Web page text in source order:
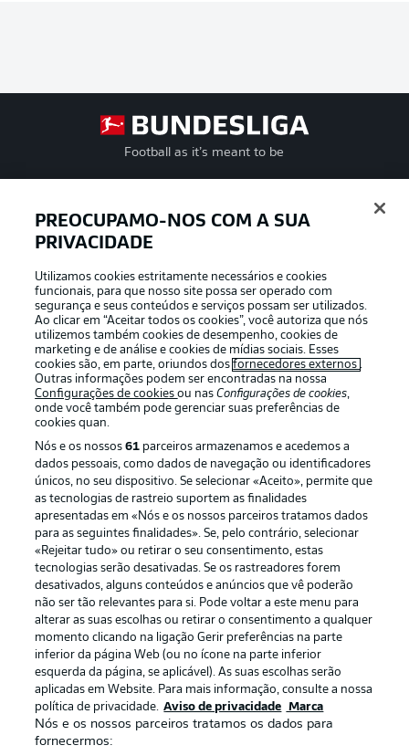
Football as it’s meant to be
APLICATIVO DA BUNDESLIGA
Oferecido por
Publicidade Avisos legais
Gerir preferências Aviso de privacidade
Trabalhe conosco
Marca Contato
Jogadores
PREOCUPAMO-NOS COM A SUA
PRIVACIDADE
Utilizamos cookies estritamente necessários e cookies
funcionais, para que nosso site possa ser operado com
segurança e seus conteúdos e serviços possam ser utilizados.
Ao clicar em “Aceitar todos os cookies”, você autoriza que nós
utilizemos também cookies de desempenho, cookies de
marketing e de análise e cookies de mídias sociais. Esses
cookies são, em parte, oriundos dosfornecedores externos .
Outras informações podem ser encontradas na nossa
Configurações de cookiesou nasConfigurações de cookies,
onde você também pode gerenciar suas preferências de
cookies quan.
Nós e os nossos61 parceiros armazenamos e acedemos a
dados pessoais, como dados de navegação ou identificadores
únicos, no seu dispositivo. Se selecionar «Aceito», permite que
as tecnologias de rastreio suportem as finalidades
apresentadas em «Nós e os nossos parceiros tratamos dados
para as seguintes finalidades». Se, pelo contrário, selecionar
«Rejeitar tudo» ou retirar o seu consentimento, estas
tecnologias serão desativadas. Se os rastreadores forem
desativados, alguns conteúdos e anúncios que vê poderão
não ser tão relevantes para si. Pode voltar a este menu para
alterar as suas escolhas ou retirar o consentimento a qualquer
momento clicando na ligação Gerir preferências na parte
inferior da página Web (ou no ícone na parte inferior
esquerda da página, se aplicável). As suas escolhas serão
aplicadas em Website. Para mais informação, consulte a nossa
política de privacidade. Aviso de privacidade Marca
Nós e os nossos parceiros tratamos os dados para
fornecermos: